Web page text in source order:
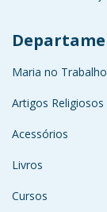
Maria no Trabalho
Artigos Religiosos
Acessórios
Livros
Cursos